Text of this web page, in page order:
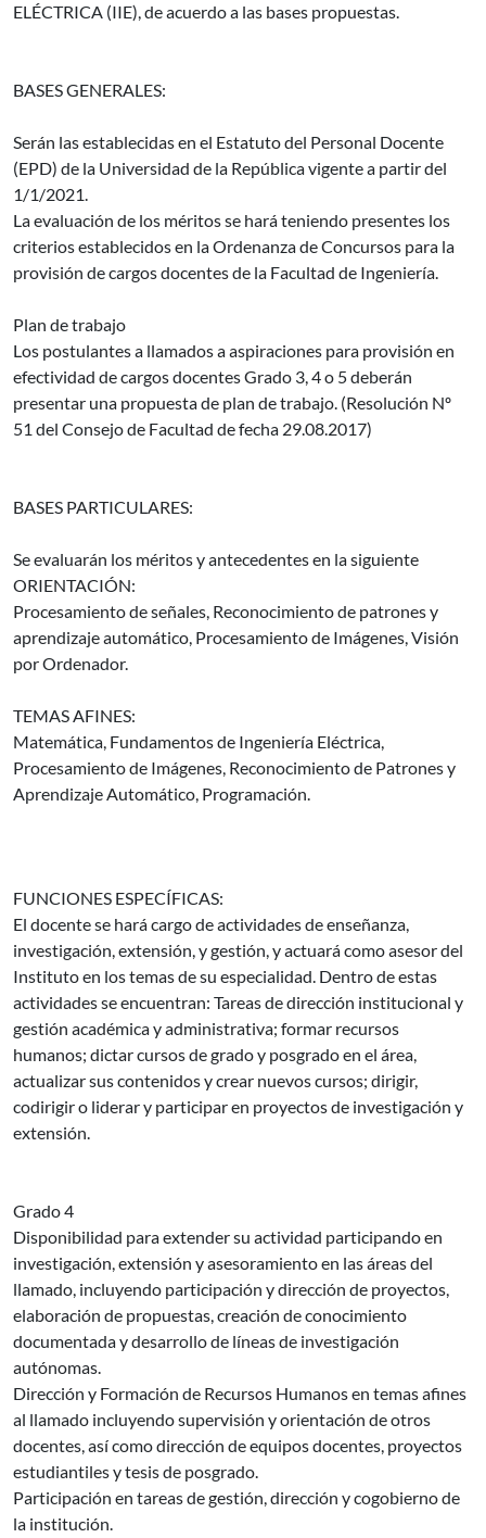
ELÉCTRICA (IIE), de acuerdo a las bases propuestas.
BASES GENERALES:
Serán las establecidas en el Estatuto del Personal Docente
(EPD) de la Universidad de la República vigente a partir del
1/1/2021.
La evaluación de los méritos se hará teniendo presentes los
criterios establecidos en la Ordenanza de Concursos para la
provisión de cargos docentes de la Facultad de Ingeniería.
Plan de trabajo
Los postulantes a llamados a aspiraciones para provisión en
efectividad de cargos docentes Grado 3, 4 o 5 deberán
presentar una propuesta de plan de trabajo. (Resolución Nº
51 del Consejo de Facultad de fecha 29.08.2017)
BASES PARTICULARES:
Se evaluarán los méritos y antecedentes en la siguiente
ORIENTACIÓN:
Procesamiento de señales, Reconocimiento de patrones y
aprendizaje automático, Procesamiento de Imágenes, Visión
por Ordenador.
TEMAS AFINES:
Matemática, Fundamentos de Ingeniería Eléctrica,
Procesamiento de Imágenes, Reconocimiento de Patrones y
Aprendizaje Automático, Programación.
FUNCIONES ESPECÍFICAS:
El docente se hará cargo de actividades de enseñanza,
investigación, extensión, y gestión, y actuará como asesor del
Instituto en los temas de su especialidad. Dentro de estas
actividades se encuentran: Tareas de dirección institucional y
gestión académica y administrativa; formar recursos
humanos; dictar cursos de grado y posgrado en el área,
actualizar sus contenidos y crear nuevos cursos; dirigir,
codirigir o liderar y participar en proyectos de investigación y
extensión.
Grado 4
Disponibilidad para extender su actividad participando en
investigación, extensión y asesoramiento en las áreas del
llamado, incluyendo participación y dirección de proyectos,
elaboración de propuestas, creación de conocimiento
documentada y desarrollo de líneas de investigación
autónomas.
Dirección y Formación de Recursos Humanos en temas afines
al llamado incluyendo supervisión y orientación de otros
docentes, así como dirección de equipos docentes, proyectos
estudiantiles y tesis de posgrado.
Participación en tareas de gestión, dirección y cogobierno de
la institución.